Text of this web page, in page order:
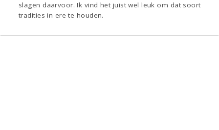
slagen daarvoor. Ik vind het juist wel leuk om dat soort
tradities in ere te houden.